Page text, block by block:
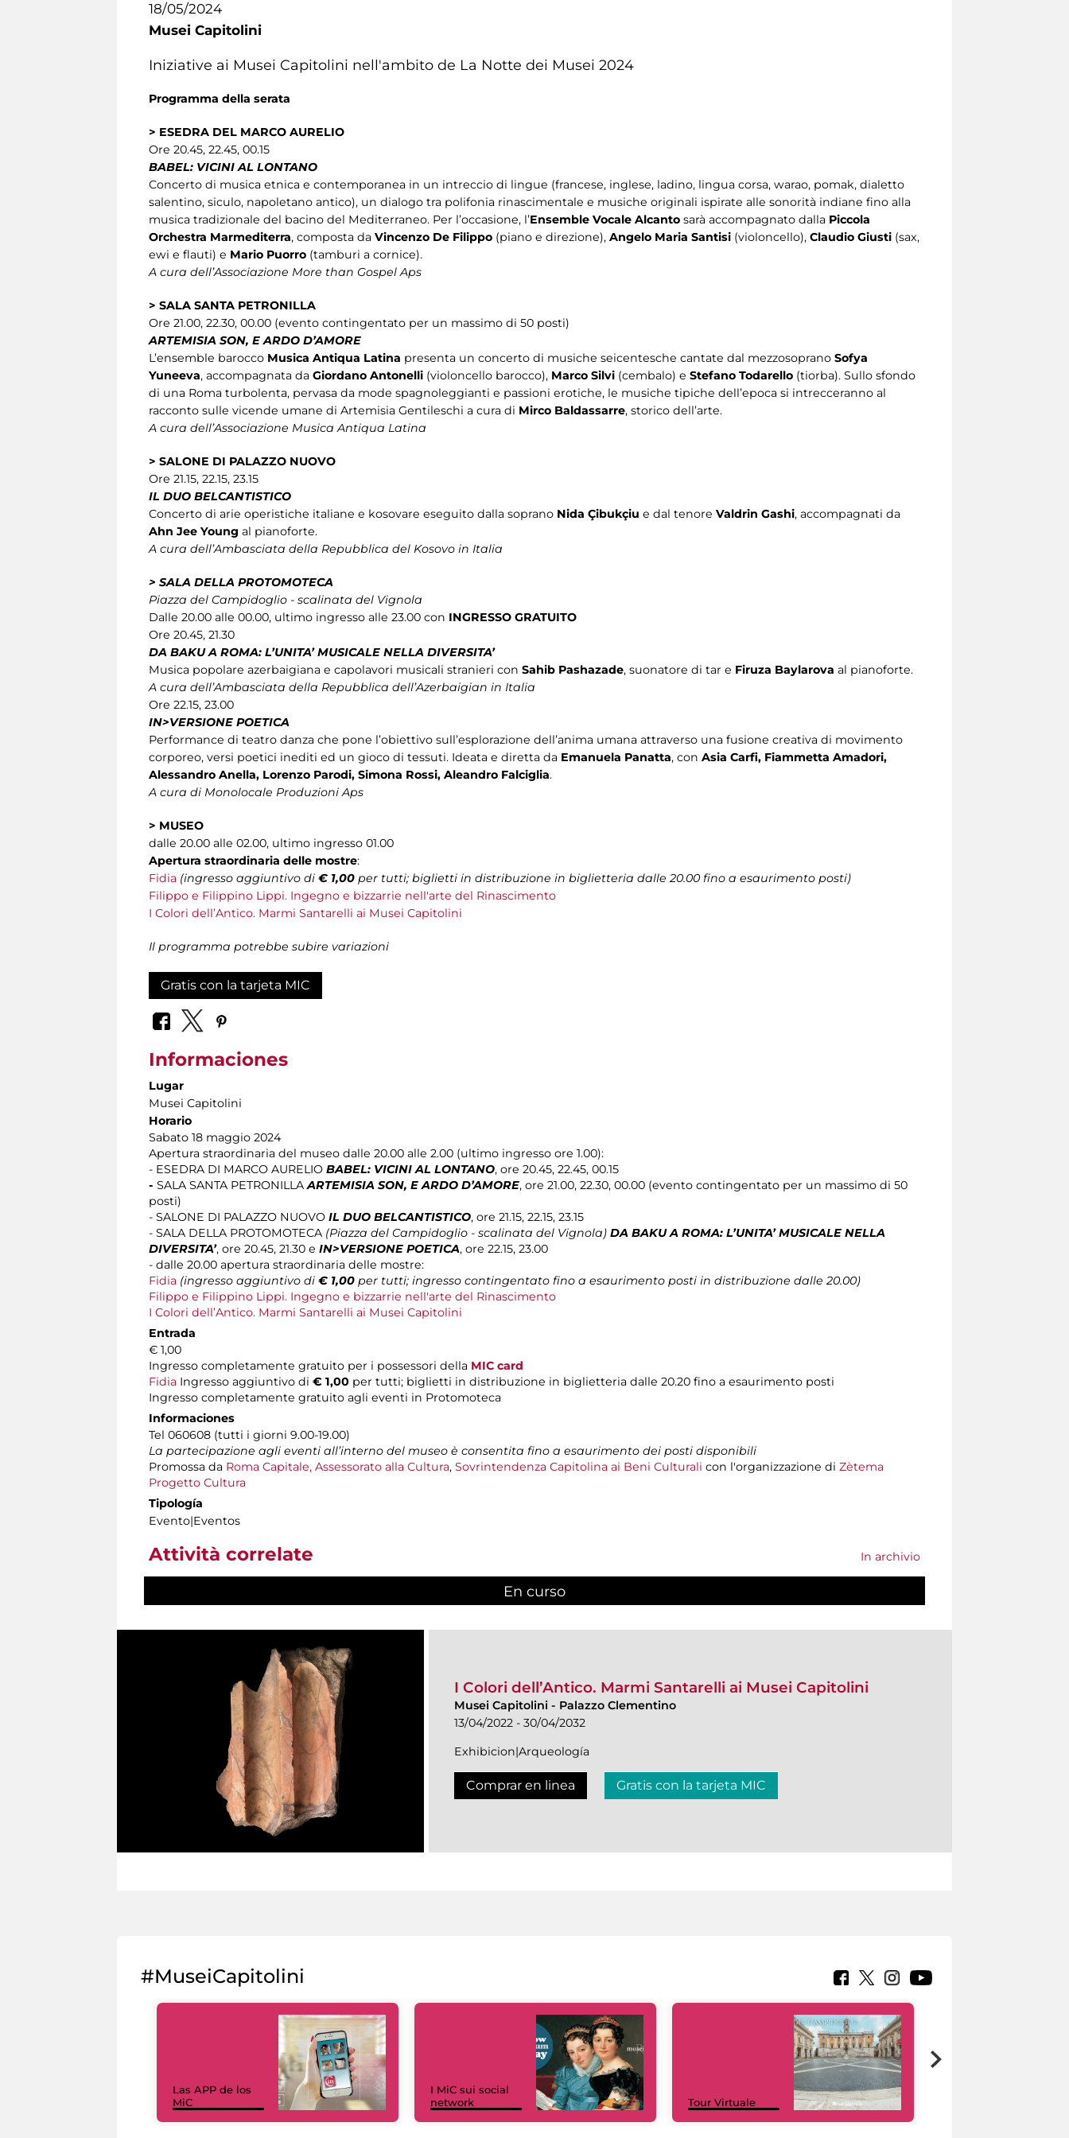
18/05/2024
Musei Capitolini
Iniziative ai Musei Capitolini nell'ambito de La Notte dei Musei 2024
Programma della serata
> ESEDRA DEL MARCO AURELIO
Ore 20.45, 22.45, 00.15
BABEL: VICINI AL LONTANO
Concerto di musica etnica e contemporanea in un intreccio di lingue (francese, inglese, ladino, lingua corsa, warao, pomak, dialetto
salentino, siculo, napoletano antico), un dialogo tra polifonia rinascimentale e musiche originali ispirate alle sonorità indiane fino alla
musica tradizionale del bacino del Mediterraneo. Per l’occasione, l’Ensemble Vocale Alcanto sarà accompagnato dalla Piccola
Orchestra Marmediterra, composta da Vincenzo De Filippo (piano e direzione), Angelo Maria Santisi (violoncello), Claudio Giusti (sax,
ewi e flauti) e Mario Puorro (tamburi a cornice).
A cura dell’Associazione More than Gospel Aps
> SALA SANTA PETRONILLA
Ore 21.00, 22.30, 00.00 (evento contingentato per un massimo di 50 posti)
ARTEMISIA SON, E ARDO D’AMORE
L’ensemble barocco Musica Antiqua Latina presenta un concerto di musiche seicentesche cantate dal mezzosoprano Sofya
Yuneeva, accompagnata da Giordano Antonelli (violoncello barocco), Marco Silvi (cembalo) e Stefano Todarello (tiorba). Sullo sfondo
di una Roma turbolenta, pervasa da mode spagnoleggianti e passioni erotiche, le musiche tipiche dell’epoca si intrecceranno al
racconto sulle vicende umane di Artemisia Gentileschi a cura di Mirco Baldassarre, storico dell’arte.
A cura dell’Associazione Musica Antiqua Latina
> SALONE DI PALAZZO NUOVO
Ore 21.15, 22.15, 23.15
IL DUO BELCANTISTICO
Concerto di arie operistiche italiane e kosovare eseguito dalla soprano Nida Çibukçiu e dal tenore Valdrin Gashi, accompagnati da
Ahn Jee Young al pianoforte.
A cura dell’Ambasciata della Repubblica del Kosovo in Italia
> SALA DELLA PROTOMOTECA
Piazza del Campidoglio - scalinata del Vignola
Dalle 20.00 alle 00.00, ultimo ingresso alle 23.00 con INGRESSO GRATUITO
Ore 20.45, 21.30
DA BAKU A ROMA: L’UNITA’ MUSICALE NELLA DIVERSITA’
Musica popolare azerbaigiana e capolavori musicali stranieri con Sahib Pashazade, suonatore di tar e Firuza Baylarova al pianoforte.
A cura dell’Ambasciata della Repubblica dell’Azerbaigian in Italia
Ore 22.15, 23.00
IN>VERSIONE POETICA
Performance di teatro danza che pone l’obiettivo sull’esplorazione dell’anima umana attraverso una fusione creativa di movimento
corporeo, versi poetici inediti ed un gioco di tessuti. Ideata e diretta da Emanuela Panatta, con Asia Carfi, Fiammetta Amadori,
Alessandro Anella, Lorenzo Parodi, Simona Rossi, Aleandro Falciglia.
A cura di Monolocale Produzioni Aps
> MUSEO
dalle 20.00 alle 02.00, ultimo ingresso 01.00
Apertura straordinaria delle mostre:
Fidia (ingresso aggiuntivo di € 1,00 per tutti; biglietti in distribuzione in biglietteria dalle 20.00 fino a esaurimento posti)
Filippo e Filippino Lippi. Ingegno e bizzarrie nell'arte del Rinascimento
I Colori dell’Antico. Marmi Santarelli ai Musei Capitolini
Il programma potrebbe subire variazioni
Gratis con la tarjeta MIC
Informaciones
Lugar
Musei Capitolini
Horario
Sabato 18 maggio 2024
Apertura straordinaria del museo dalle 20.00 alle 2.00 (ultimo ingresso ore 1.00):
- ESEDRA DI MARCO AURELIO BABEL: VICINI AL LONTANO, ore 20.45, 22.45, 00.15
- SALA SANTA PETRONILLAARTEMISIA SON, E ARDO D’AMORE, ore 21.00, 22.30, 00.00 (evento contingentato per un massimo di 50
posti)
- SALONE DI PALAZZO NUOVO IL DUO BELCANTISTICO, ore 21.15, 22.15, 23.15
- SALA DELLA PROTOMOTECA (Piazza del Campidoglio - scalinata del Vignola) DA BAKU A ROMA: L’UNITA’ MUSICALE NELLA
DIVERSITA’, ore 20.45, 21.30 e IN>VERSIONE POETICA, ore 22.15, 23.00
- dalle 20.00 apertura straordinaria delle mostre:
Fidia (ingresso aggiuntivo di € 1,00 per tutti; ingresso contingentato fino a esaurimento posti in distribuzione dalle 20.00)
Filippo e Filippino Lippi. Ingegno e bizzarrie nell'arte del Rinascimento
I Colori dell’Antico. Marmi Santarelli ai Musei Capitolini
Entrada
€ 1,00
Ingresso completamente gratuito per i possessori della MIC card
Fidia Ingresso aggiuntivo di € 1,00 per tutti; biglietti in distribuzione in biglietteria dalle 20.20 fino a esaurimento posti
Ingresso completamente gratuito agli eventi in Protomoteca
Informaciones
Tel 060608 (tutti i giorni 9.00-19.00)
La partecipazione agli eventi all’interno del museo è consentita fino a esaurimento dei posti disponibili
Promossa da Roma Capitale, Assessorato alla Cultura, Sovrintendenza Capitolina ai Beni Culturali con l'organizzazione di Zètema
Progetto Cultura
Tipología
Evento|Eventos
Attività correlate In archivio
En curso
I Colori dell’Antico. Marmi Santarelli ai Musei Capitolini
Musei Capitolini - Palazzo Clementino
13/04/2022 - 30/04/2032
Exhibicion|Arqueología
Comprar en linea Gratis con la tarjeta MIC
#MuseiCapitolini
Las APP de los
MiC
I MiC sui social
network
Tour Virtuale